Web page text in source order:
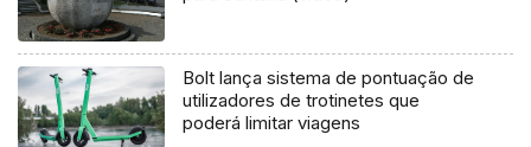
Bolt lança sistema de pontuação de
utilizadores de trotinetes que
poderá limitar viagens